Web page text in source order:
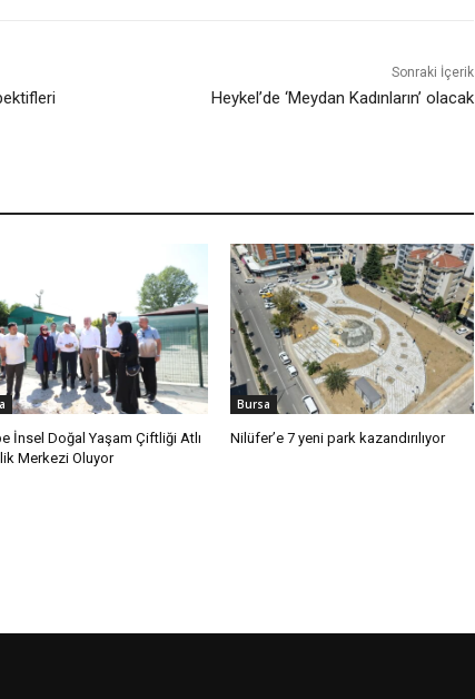
Sonraki İçerik
Heykel’de ‘Meydan Kadınların’ olacak
İnsel Doğal Yaşam Çiftliği Atlı
Merkezi Oluyor
Bursa
Nilüfer’e 7 yeni park kazandırılıyor